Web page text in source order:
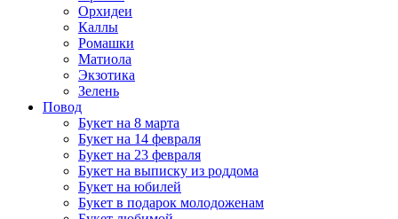
Орхидеи
Каллы
Ромашки
Матиола
Экзотика
Зелень
Повод
Букет на 8 марта
Букет на 14 февраля
Букет на 23 февраля
Букет на выписку из роддома
Букет на юбилей
Букет в подарок молодоженам